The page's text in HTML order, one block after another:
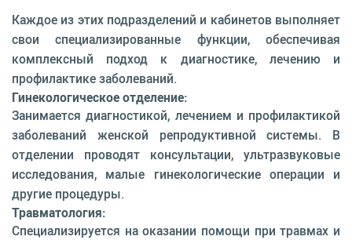
Каждое из этих подразделений и кабинетов выполняет
свои специализированные функции, обеспечивая
комплексный подход к диагностике, лечению и
профилактике заболеваний.
Гинекологическое отделение:
Занимается диагностикой, лечением и профилактикой
заболеваний женской репродуктивной системы. В
отделении проводят консультации, ультразвуковые
исследования, малые гинекологические операции и
другие процедуры.
Травматология:
Специализируется на оказании помощи при травмах и